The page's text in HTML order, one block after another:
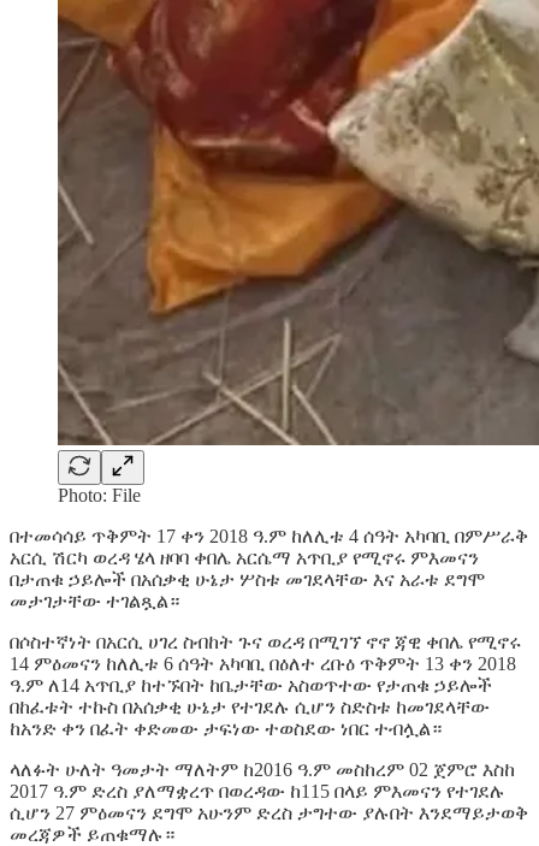
Photo: File
በተመሳሳይ ጥቅምት 17 ቀን 2018 ዓ.ም ከለሊቱ 4 ሰዓት አካባቢ በምሥራቅ
አርሲ ሽርካ ወረዳ ሄላ ዘባባ ቀበሌ አርሴማ አጥቢያ የሚኖሩ ምእመናን
በታጠቁ ኃይሎች በአሰቃቂ ሁኔታ ሦስቱ መገደላቸው እና አራቱ ደግሞ
መታገታቸው ተገልጿል።
በሶስተኛነት በአርሲ ሀገረ ስብከት ጉና ወረዳ በሚገኘ ኖኖ ጃዊ ቀበሌ የሚኖሩ
14 ምዕመናን ከለሊቱ 6 ሰዓት አካባቢ በዕለተ ረቡዕ ጥቅምት 13 ቀን 2018
ዓ.ም ለ14 አጥቢያ ከተኙበት ከቤታቸው አስወጥተው የታጠቁ ኃይሎች
በከፈቱት ተኩስ በአሰቃቂ ሁኔታ የተገደሉ ሲሆን ስድስቱ ከመገደላቸው
ከአንድ ቀን በፈት ቀድመው ታፍነው ተወስደው ነበር ተብሏል።
ላለፉት ሁለት ዓመታት ማለትም ከ2016 ዓ.ም መስከረም 02 ጀምሮ እስከ
2017 ዓ.ም ድረስ ያለማቋረጥ በወረዳው ከ115 በላይ ምእመናን የተገደሉ
ሲሆን 27 ምዕመናን ደግሞ አሁንም ድረስ ታግተው ያሉበት እንደማይታወቅ
መረጃዎች ይጠቁማሉ።